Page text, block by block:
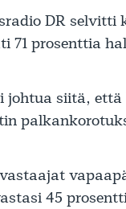
DR
71 prosenttia
johtua siitä,
45